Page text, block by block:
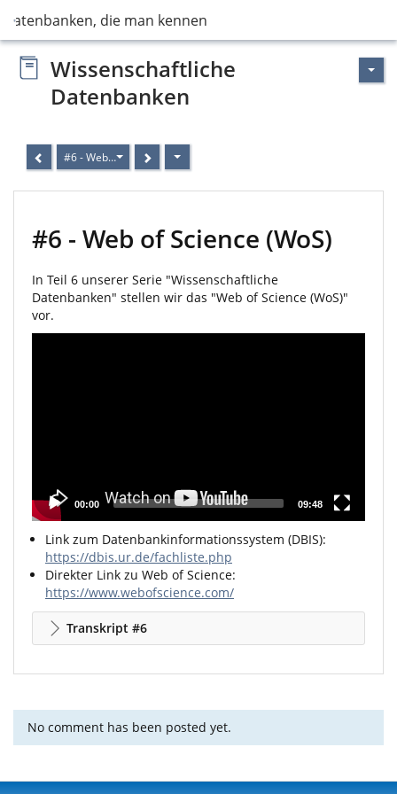
Datenbanken, die man kennen sollte
Wissenschaftliche
Datenbanken
#6 - Web of Science (WoS)
#6 - Web of Science (WoS)
In Teil 6 unserer Serie "Wissenschaftliche
Datenbanken" stellen wir das "Web of Science (WoS)"
vor.
00:00 09:48
Link zum Datenbankinformationssystem (DBIS):
https://dbis.ur.de/fachliste.php
Direkter Link zu Web of Science:
https://www.webofscience.com/
Transkript #6
No comment has been posted yet.